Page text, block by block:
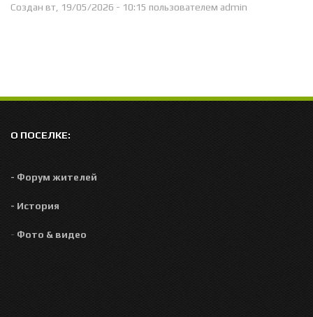
Создан вт, 19/05/2026 - 10:15 пользователем admin
О ПОСЕЛКЕ:
- Форум жителей
- История
- Фото & видео